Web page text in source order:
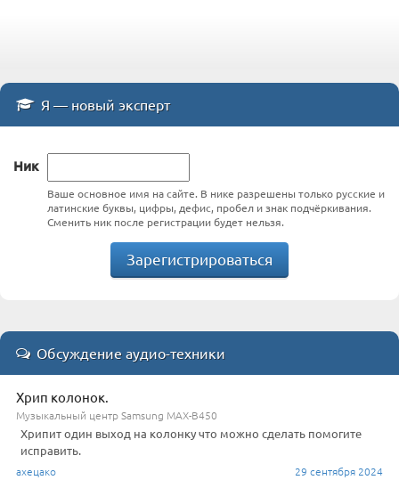
Я — новый эксперт
Ник
Ваше основное имя на сайте. В нике разрешены только русские и
латинские буквы, цифры, дефис, пробел и знак подчёркивания.
Сменить ник после регистрации будет нельзя.
Зарегистрироваться
Обсуждение аудио-техники
Хрип колонок.
Музыкальный центр Samsung MAX-B450
Хрипит один выход на колонку что можно сделать помогите
исправить.
ахецако 29 сентября 2024